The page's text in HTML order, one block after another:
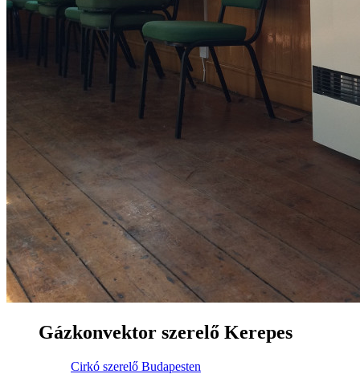
Gázkonvektor szerelő Kerepes
Cirkó szerelő Budapesten